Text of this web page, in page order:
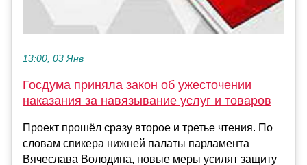
13:00, 03 Янв
Госдума приняла закон об ужесточении
наказания за навязывание услуг и товаров
Проект прошёл сразу второе и третье чтения. По
словам спикера нижней палаты парламента
Вячеслава Володина, новые меры усилят защиту